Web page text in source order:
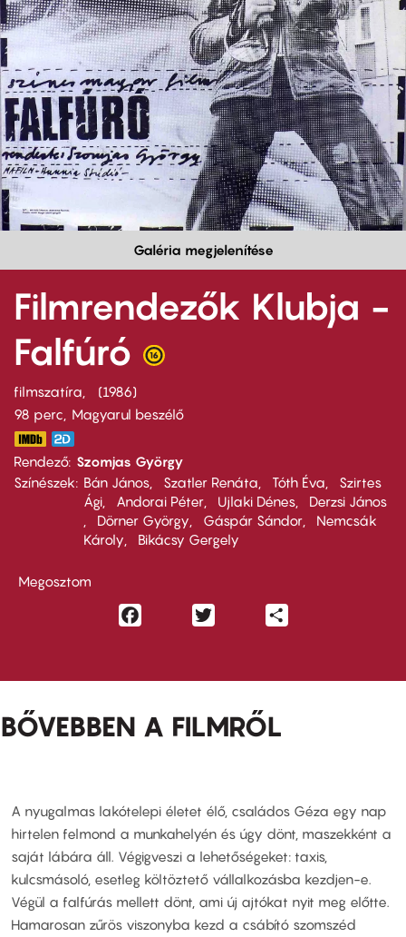
Galéria megjelenítése
Filmrendezők Klubja -
Falfúró
filmszatíra
1986
98 perc,
Magyarul beszélő
Rendező Szomjas György
Színészek
Bán János Szatler Renáta Tóth Éva
Szirtes
Ági
Andorai Péter Ujlaki Dénes
Derzsi János
Dörner György
Gáspár Sándor
Nemcsák
Károly
Bikácsy Gergely
Megosztom
Facebook
BŐVEBBEN A FILMRŐL
A nyugalmas lakótelepi életet élő, családos Géza egy nap
hirtelen felmond a munkahelyén és úgy dönt, maszekként a
saját lábára áll. Végigveszi a lehetőségeket: taxis,
kulcsmásoló, esetleg költöztető vállalkozásba kezdjen-e.
Végül a falfúrás mellett dönt, ami új ajtókat nyit meg előtte.
Hamarosan zűrös viszonyba kezd a csábító szomszéd